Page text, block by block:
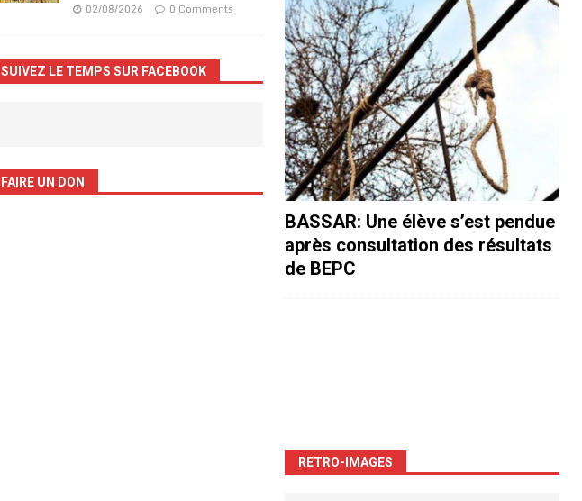
02/08/2026 0 Comments
SUIVEZ LE TEMPS SUR FACEBOOK
FAIRE UN DON
BASSAR: Une élève s’est pendue
après consultation des résultats
de BEPC
RETRO-IMAGES